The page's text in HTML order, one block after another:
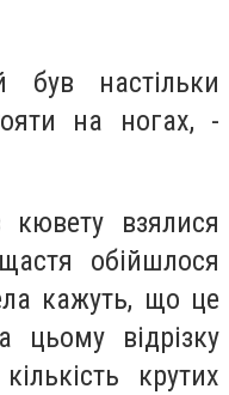
був настільки
на ногах, -
кювету взялися
обійшлося
кажуть, що це
відрізку
крутих